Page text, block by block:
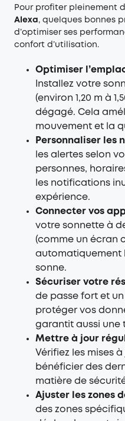
Pour profiter pleinement
Alexa, quelques bonnes
d’optimiser ses
confort d’utilisation.
Optimiser
Installez votre
(environ 1,20 m à
dégagé. Cela
mouvement et la
Personnaliser les
les alertes selon
personnes,
les notifications
expérience.
Connecter vos
votre sonnette à
(comme un écran
automatiquement
sonne.
Sécuriser votre
de passe fort et
protéger vos
garantit aussi une
Mettre à jour
Vérifiez les mises
bénéficier des
matière de
Ajuster les zones
des zones